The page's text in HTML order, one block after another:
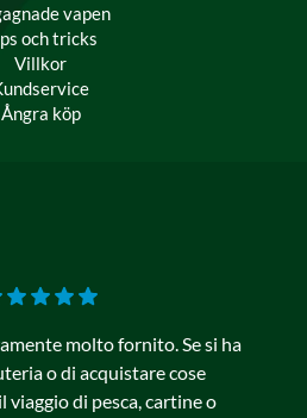
vapen
och tricks
Villkor
Ångra köp
molto fornito. Se si ha
o di acquistare cose
viaggio di pesca, cartine o